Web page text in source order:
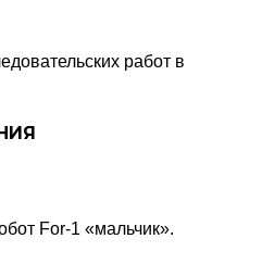
работ в
For-1 «мальчик».